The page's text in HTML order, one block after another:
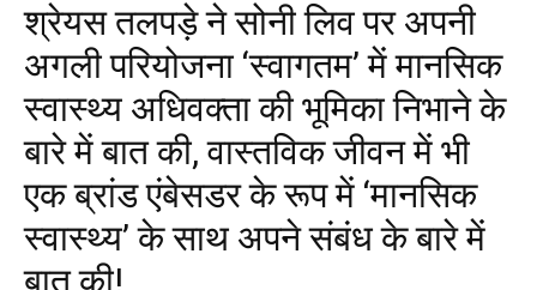
श्रेयस तलपड़े ने सोनी लिव पर अपनी
अगली परियोजना ‘स्वागतम’ में मानसिक
स्वास्थ्य अधिवक्ता की भूमिका निभाने के
बारे में बात की, वास्तविक जीवन में भी
एक ब्रांड एंबेसडर के रूप में ‘मानसिक
स्वास्थ्य’ के साथ अपने संबंध के बारे में
बात की!